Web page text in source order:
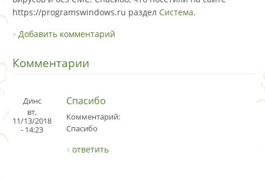
https://programswindows.ru раздел Система.
Добавить комментарий
Комментарии
Динс
вт,
11/13/2018
- 14:23
Спасибо
Комментарий:
Спасибо
ответить